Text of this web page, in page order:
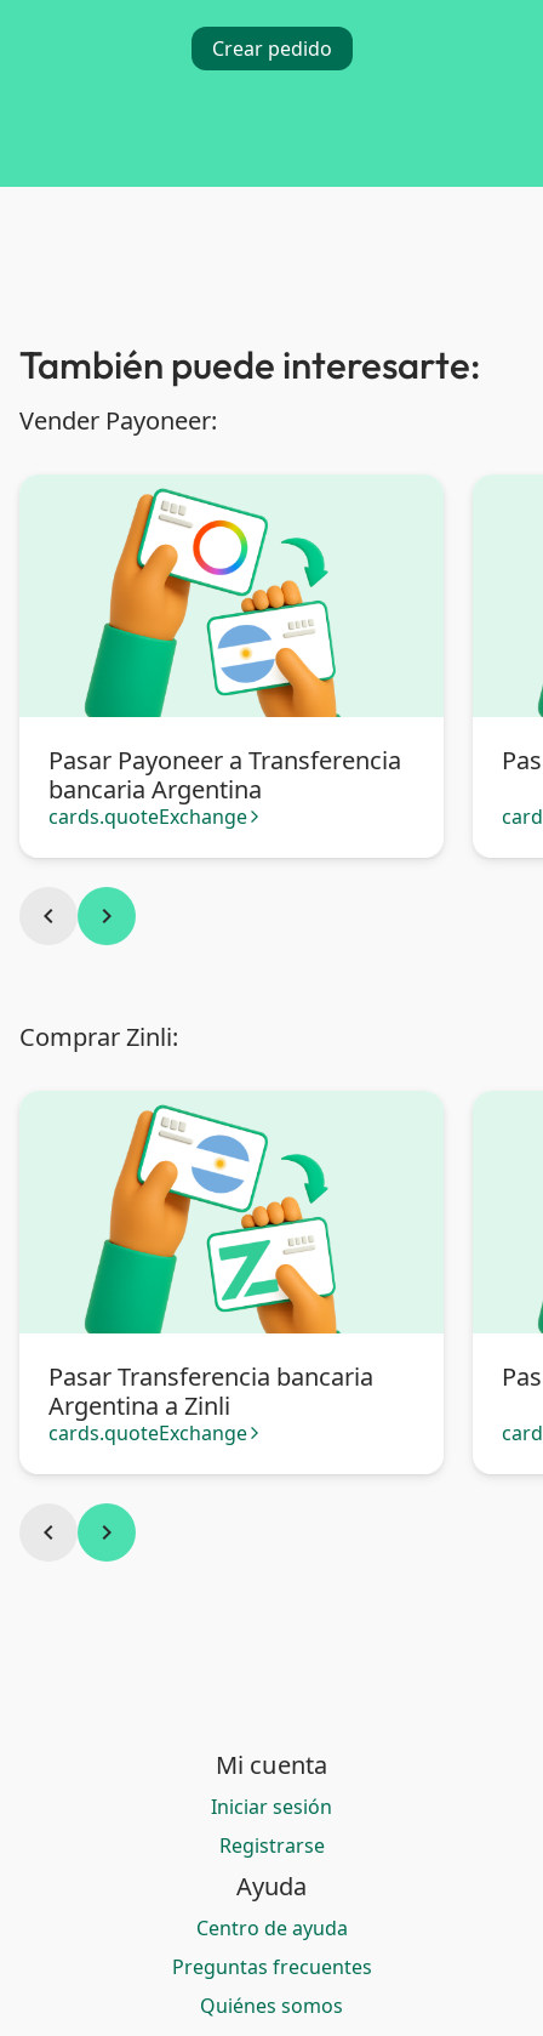
Crear pedido
También puede interesarte:
Vender Payoneer:
Pasar Payoneer a Transferencia
bancaria Argentina
cards.quoteExchange arrow_forward_ios
chevron_left chevron_right
Comprar Zinli:
Pasar Transferencia bancaria
Argentina a Zinli
cards.quoteExchange arrow_forward_ios
chevron_left chevron_right
Mi cuenta
Iniciar sesión
Registrarse
Ayuda
Centro de ayuda
Preguntas frecuentes
Quiénes somos